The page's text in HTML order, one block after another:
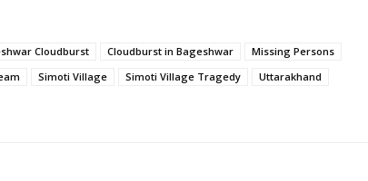
Cloudburst Cloudburst in Bageshwar
Missing Persons
Simoti Village Simoti Village Tragedy
Uttarakhand